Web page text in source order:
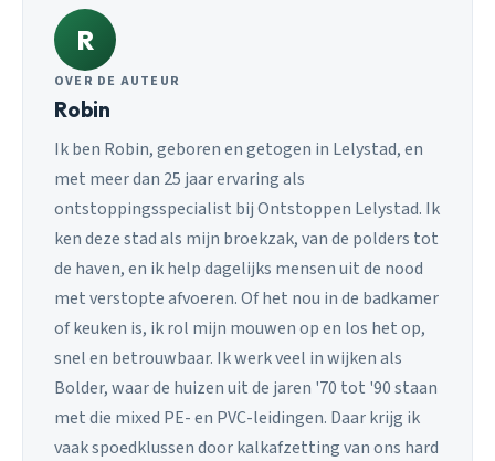
R
OVER DE AUTEUR
Robin
Ik ben Robin, geboren en getogen in Lelystad, en
met meer dan 25 jaar ervaring als
ontstoppingsspecialist bij Ontstoppen Lelystad. Ik
ken deze stad als mijn broekzak, van de polders tot
de haven, en ik help dagelijks mensen uit de nood
met verstopte afvoeren. Of het nou in de badkamer
of keuken is, ik rol mijn mouwen op en los het op,
snel en betrouwbaar. Ik werk veel in wijken als
Bolder, waar de huizen uit de jaren '70 tot '90 staan
met die mixed PE- en PVC-leidingen. Daar krijg ik
vaak spoedklussen door kalkafzetting van ons hard